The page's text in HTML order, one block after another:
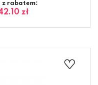
z rabatem:
zł